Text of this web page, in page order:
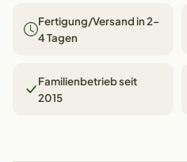
Fertigung/Versand in 2–
4 Tagen
Familienbetrieb seit
2015